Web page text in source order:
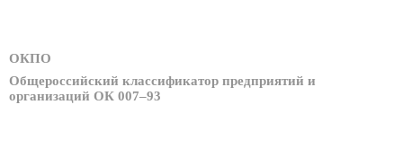
ОКПО
Общероссийский классификатор предприятий и
организаций ОК 007–93